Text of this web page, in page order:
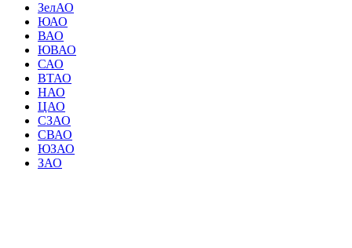
ЗелАО
ЮАО
ВАО
ЮВАО
САО
ВТАО
НАО
ЦАО
СЗАО
СВАО
ЮЗАО
ЗАО